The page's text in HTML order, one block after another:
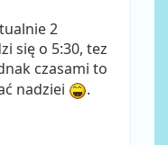
2
się o 5:30, tez
czasami to
nadziei
.